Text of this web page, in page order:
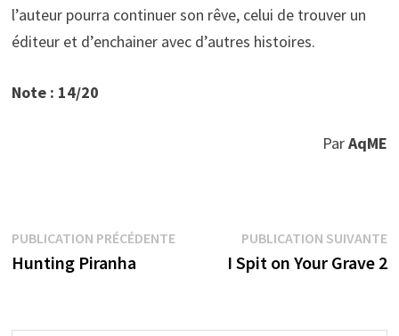
l’auteur pourra continuer son rêve, celui de trouver un
éditeur et d’enchainer avec d’autres histoires.
Note : 14/20
ParAqME
Navigation
de
PUBLICATION PRÉCÉDENTEPublication
précédente :
Hunting Piranha
PUBLICATION SUIVANTE
I Spit on Your Grave 2